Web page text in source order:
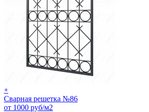
+
Сварная решетка №86
от 1000 руб/м2